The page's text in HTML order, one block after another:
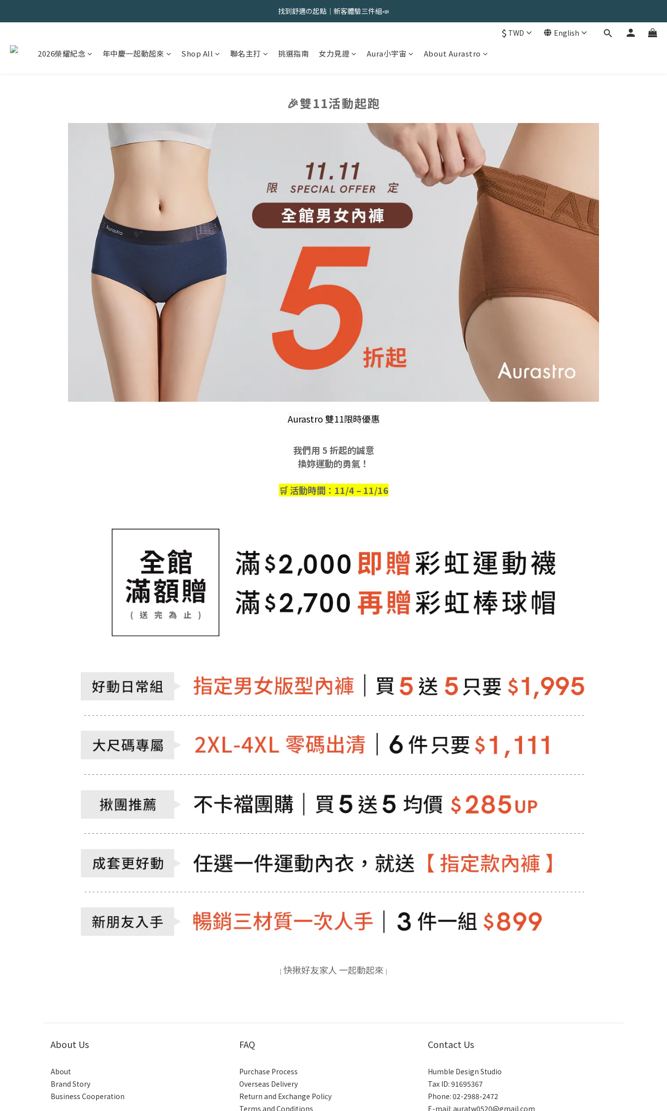
會員限定 | 女內褲任選3件現折120元，6件現折350元
找到舒適の起點｜新客體驗三件組📣
$ TWD English
2026榮耀紀念 年中慶一起動起來 Shop All 聯名主打 挑選指南 女力見證 Aura小宇宙 About Aurastro
🎉雙11活動起跑
Aurastro 雙11限時優惠
我們用 5 折起的誠意
換妳運動的勇氣！
🛒 活動時間：11/4 – 11/16
快揪好友家人 一起動起來
About Us
About
Brand Story
Business Cooperation
FAQ
Purchase Process
Overseas Delivery
Return and Exchange Policy
Terms and Conditions
Contact Us
Humble Design Studio
Tax ID: 91695367
Phone: 02-2988-2472
E-mail: auratw0520@gmail.com